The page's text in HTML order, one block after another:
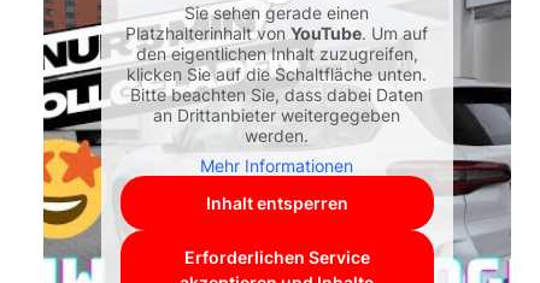
Sie sehen gerade einen
Platzhalterinhalt vonYouTube. Um auf
den eigentlichen Inhalt zuzugreifen,
klicken Sie auf die Schaltfläche unten.
Bitte beachten Sie, dass dabei Daten
an Drittanbieter weitergegeben
werden.
Mehr Informationen
Inhalt entsperren
Erforderlichen Service